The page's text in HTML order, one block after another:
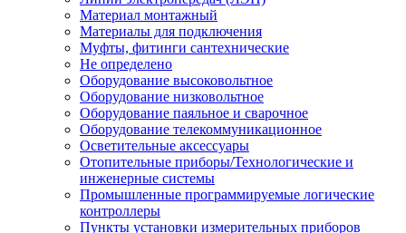
Материал монтажный
Материалы для подключения
Муфты, фитинги сантехнические
Не определено
Оборудование высоковольтное
Оборудование низковольтное
Оборудование паяльное и сварочное
Оборудование телекоммуникационное
Осветительные аксессуары
Отопительные приборы/Технологические и
инженерные системы
Промышленные программируемые логические
контроллеры
Пункты установки измерительных приборов